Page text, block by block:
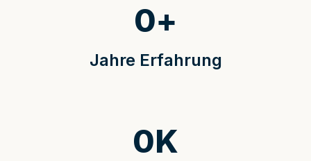
Jahre Erfahrung
0+
0K